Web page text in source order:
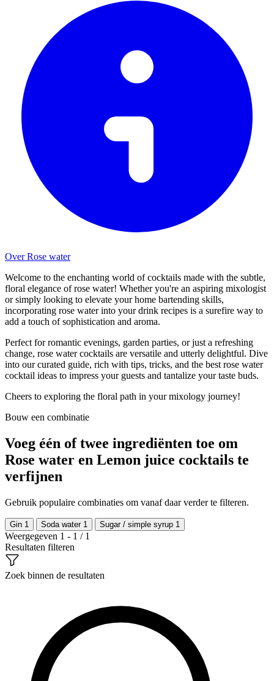
Over Rose water
Welcome to the enchanting world of cocktails made with the subtle,
floral elegance of rose water! Whether you're an aspiring mixologist
or simply looking to elevate your home bartending skills,
incorporating rose water into your drink recipes is a surefire way to
add a touch of sophistication and aroma.
Perfect for romantic evenings, garden parties, or just a refreshing
change, rose water cocktails are versatile and utterly delightful. Dive
into our curated guide, rich with tips, tricks, and the best rose water
cocktail ideas to impress your guests and tantalize your taste buds.
Cheers to exploring the floral path in your mixology journey!
Bouw een combinatie
Voeg één of twee ingrediënten toe om
Rose water en Lemon juice cocktails te
verfijnen
Gebruik populaire combinaties om vanaf daar verder te filteren.
Gin 1 Soda water 1 Sugar / simple syrup 1
Weergegeven 1 - 1 / 1
Resultaten filteren
Zoek binnen de resultaten